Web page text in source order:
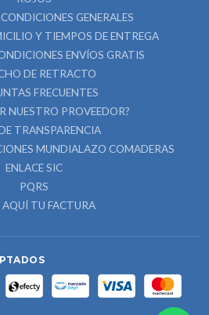
GENERALES
Y TIEMPOS DE ENTREGA
ENVÍOS GRATIS
DE RETRACTO
FRECUENTES
NUESTRO PROVEEDOR?
TRANSPARENCIA
MUNDIALAZO COMADERAS
ENLACE SIC
PQRS
AQUÍ TU FACTURA